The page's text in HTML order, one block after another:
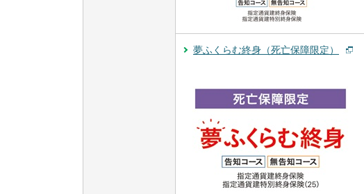
夢ふくらむ終身（死亡保障限定）